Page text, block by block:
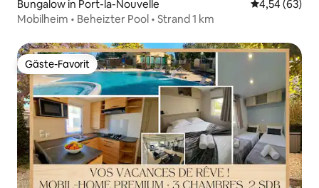
Bungalow in Port-la-Nouvelle
4,54 (63)
Mobilheim • Beheizter Pool • Strand 1 km
Gäste-Favorit
Gäste-Favorit